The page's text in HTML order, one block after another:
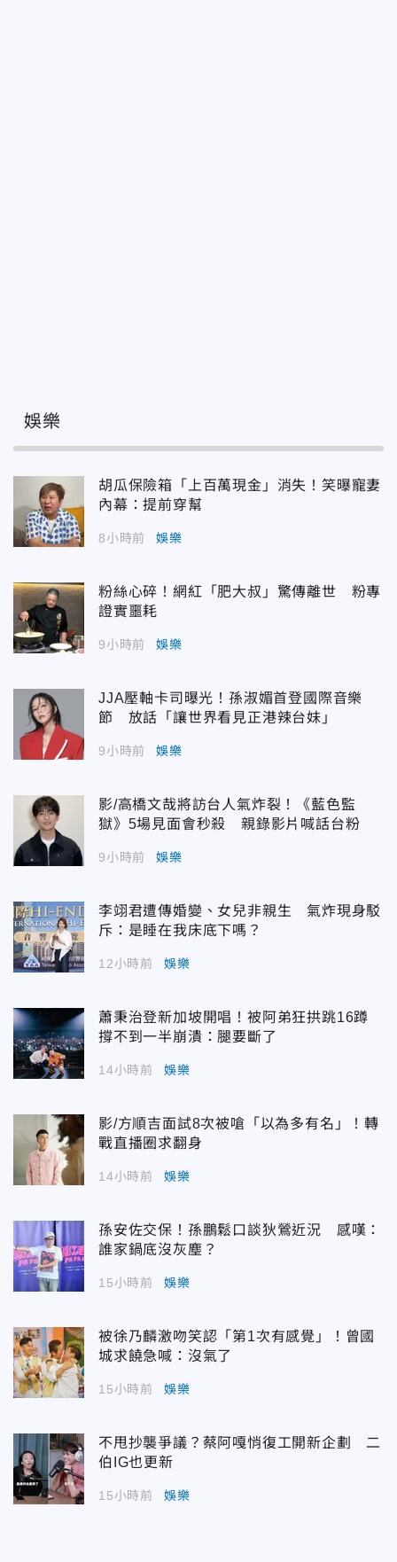
娛樂
胡瓜保險箱「上百萬現金」消失！笑曝寵妻
內幕：提前穿幫
8小時前 娛樂
粉絲心碎！網紅「肥大叔」驚傳離世 粉專
證實噩耗
9小時前 娛樂
JJA壓軸卡司曝光！孫淑媚首登國際音樂
節 放話「讓世界看見正港辣台妹」
9小時前 娛樂
影/高橋文哉將訪台人氣炸裂！《藍色監
獄》5場見面會秒殺 親錄影片喊話台粉
9小時前 娛樂
李翊君遭傳婚變、女兒非親生 氣炸現身駁
斥：是睡在我床底下嗎？
12小時前 娛樂
蕭秉治登新加坡開唱！被阿弟狂拱跳16蹲
撐不到一半崩潰：腿要斷了
14小時前 娛樂
影/方順吉面試8次被嗆「以為多有名」！轉
戰直播圈求翻身
14小時前 娛樂
孫安佐交保！孫鵬鬆口談狄鶯近況 感嘆：
誰家鍋底沒灰塵？
15小時前 娛樂
被徐乃麟激吻笑認「第1次有感覺」！曾國
城求饒急喊：沒氣了
15小時前 娛樂
不甩抄襲爭議？蔡阿嘎悄復工開新企劃 二
伯IG也更新
15小時前 娛樂